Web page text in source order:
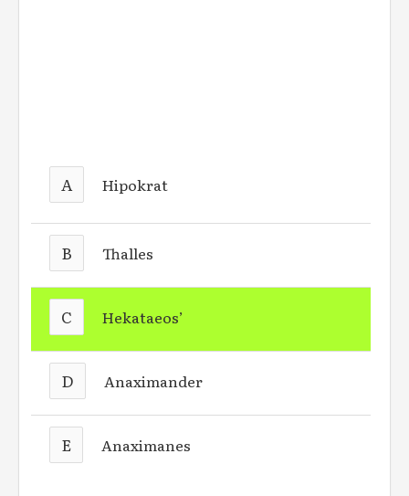
A Hipokrat
B Thalles
C Hekataeos’
D Anaximander
E Anaximanes